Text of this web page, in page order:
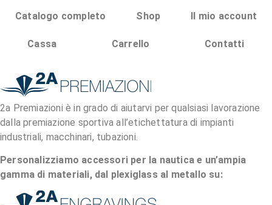
Catalogo completo Shop Il mio account
Cassa Carrello Contatti
2a Premiazioni è in grado di aiutarvi per qualsiasi lavorazione
dalla premiazione sportiva all’etichettatura di impianti
industriali, macchinari, tubazioni.
Personalizziamo accessori per la nautica e un’ampia
gamma di materiali, dal plexiglass al metallo su: